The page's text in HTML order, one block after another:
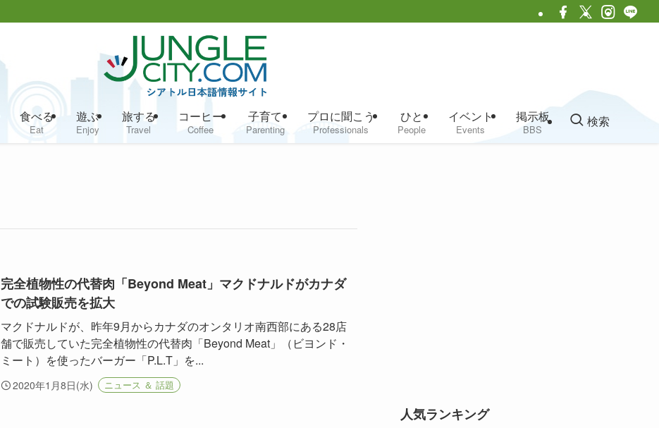
食べる
Eat
遊ぶ
Enjoy
旅する
Travel
コーヒー
Coffee
子育て
Parenting
プロに聞こう
Professionals
ひと
People
イベント
Events
掲示板
BBS
検索
完全植物性の代替肉「Beyond Meat」マクドナルドがカナダ
での試験販売を拡大
マクドナルドが、昨年9月からカナダのオンタリオ南西部にある28店
舗で販売していた完全植物性の代替肉「Beyond Meat」（ビヨンド・
ミート）を使ったバーガー「P.L.T」を...
2020年1月8日(水) ニュース ＆ 話題
人気ランキング